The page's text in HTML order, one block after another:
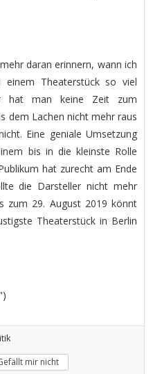
daran erinnern, wann ich
Theaterstück so viel
hat man keine Zeit zum
dem Lachen nicht mehr raus
Eine geniale Umsetzung
bis in die kleinste Rolle
hat zurecht am Ende
die Darsteller nicht mehr
zum 29. August 2019 könnt
Theaterstück in Berlin
mir nicht